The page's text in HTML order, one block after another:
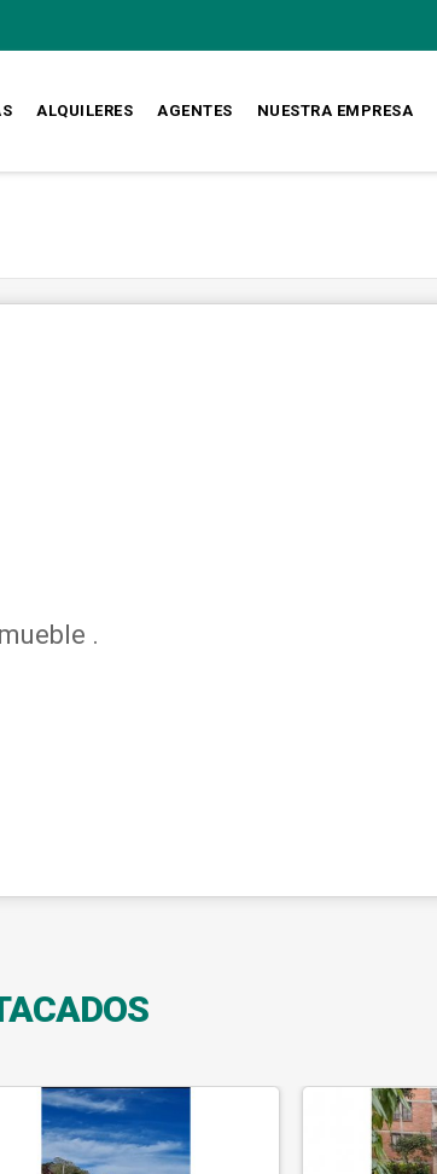
ALQUILERES AGENTES NUESTRA EMPRESA
.